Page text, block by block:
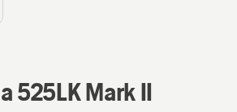
525LK Mark II